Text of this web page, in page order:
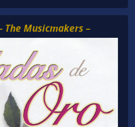
The Musicmakers –